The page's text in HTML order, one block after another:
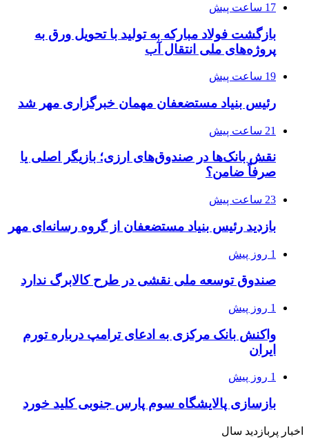
17 ساعت پیش
بازگشت فولاد مبارکه به تولید با تحویل ورق به
پروژه‌های ملی انتقال آب
19 ساعت پیش
رئیس بنیاد مستضعفان مهمان خبرگزاری مهر شد
21 ساعت پیش
نقش بانک‌ها در صندوق‌های ارزی؛ بازیگر اصلی یا
صرفاً ضامن؟
23 ساعت پیش
بازدید رئیس بنیاد مستضعفان از گروه رسانه‌ای مهر
1 روز پیش
صندوق توسعه ملی نقشی در طرح کالابرگ ندارد
1 روز پیش
واکنش بانک مرکزی به ادعای ترامپ درباره تورم
ایران
1 روز پیش
بازسازی پالایشگاه سوم پارس جنوبی کلید خورد
اخبار پربازدید سال